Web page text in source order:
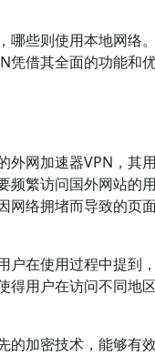
哪些则使用本地网络
凭借其全面的功能和
外网加速器VPN，其
频繁访问国外网站的
网络拥堵而导致的页
户在使用过程中提到
得用户在访问不同地
的加密技术，能够有